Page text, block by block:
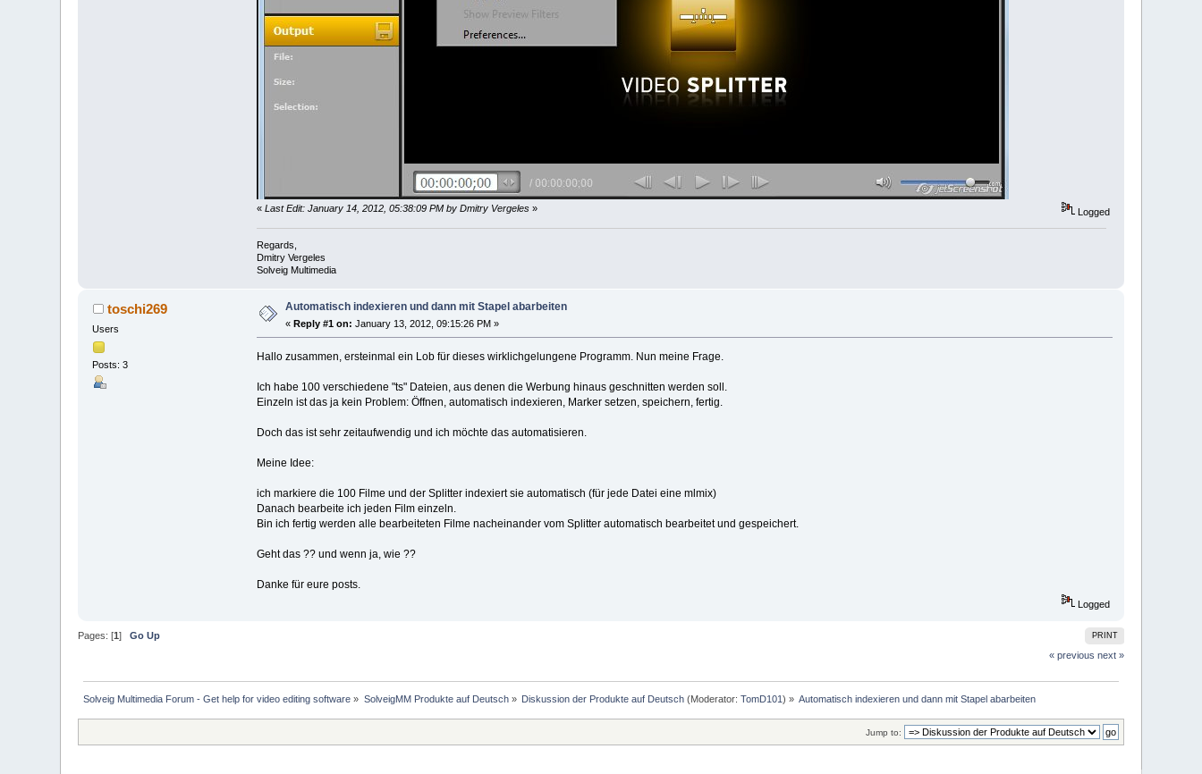
« Last Edit: January 14, 2012, 05:38:09 PM by Dmitry Vergeles» Logged
Regards,
Dmitry Vergeles
Solveig Multimedia
toschi269
Users
Posts: 3
Automatisch indexieren und dann mit Stapel abarbeiten
«Reply #1 on: January 13, 2012, 09:15:26 PM »
Hallo zusammen, ersteinmal ein Lob für dieses wirklichgelungene Programm. Nun meine Frage.
Ich habe 100 verschiedene "ts" Dateien, aus denen die Werbung hinaus geschnitten werden soll.
Einzeln ist das ja kein Problem: Öffnen, automatisch indexieren, Marker setzen, speichern, fertig.
Doch das ist sehr zeitaufwendig und ich möchte das automatisieren.
Meine Idee:
ich markiere die 100 Filme und der Splitter indexiert sie automatisch (für jede Datei eine mlmix)
Danach bearbeite ich jeden Film einzeln.
Bin ich fertig werden alle bearbeiteten Filme nacheinander vom Splitter automatisch bearbeitet und gespeichert.
Geht das ?? und wenn ja, wie ??
Danke für eure posts.
Logged
PRINT
Pages: [1]Go Up
« previous next »
Solveig Multimedia Forum - Get help for video editing software » SolveigMM Produkte auf Deutsch» Diskussion der Produkte auf Deutsch (Moderator:TomD101) » Automatisch indexieren und dann mit Stapel abarbeiten
Jump to: